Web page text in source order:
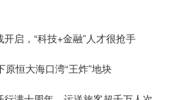
启，“科技+金融”人才很抢手
恒大海口湾“王炸”地块